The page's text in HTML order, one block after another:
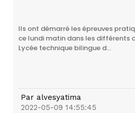
Ils ont démarré les épreuves
ce lundi matin dans les différents
Lycée technique bilingue d...
Paralvesyatima
2022-05-09 14:55:45